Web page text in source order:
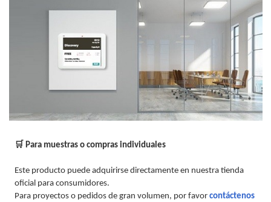
🛒 Para muestras o compras individuales
Este producto puede adquirirse directamente en nuestra tienda
oficial para consumidores.
Para proyectos o pedidos de gran volumen, por favorcontáctenos